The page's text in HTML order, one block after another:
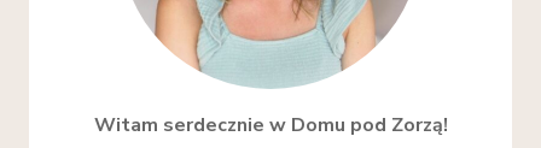
Witam serdecznie w Domu pod Zorzą!